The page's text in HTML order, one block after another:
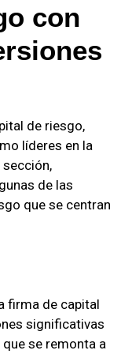
con
de riesgo,
líderes en la
sección,
de las
que se centran
firma de capital
significativas
se remonta a